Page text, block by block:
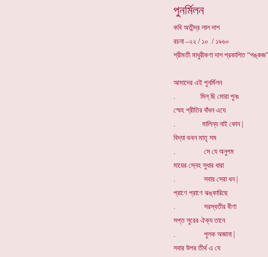
পুনর্মিলন
কবি অতীন্দ্র লাল দাশ
রচনা –২২ / ১০ / ১৯৬০
শ্রীমতী মাধুরীকণা দাশ প্রকাশিত
আমাদের এই পুনর্মিলন
. মিল্ ছি মোরা পুনঃ
স্মেহ প্রীতির বাঁধন এযে
. মালিন্য নাই কোন |
বিদ্যা ভবন মাতৃ সম
. সে যে অনুপম
মায়ের স্নেহ সুধার ধারা
. সবার সেরা ধন |
প্রাণে প্রাণে ঝঙ্কারিছে
. সরস্বতীর বীণা
সপ্ত সুরের ঐক্য তানে
. পুলক অজানা |
সবার উপর তীর্থ এ যে